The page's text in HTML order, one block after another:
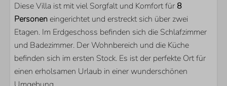
Parkplatz direkt am Haus
Loungeset
Abstellraum für Fahrräder
Komplett eingezäunter Garten
Eigener Bootssteg
Bootsrampe
Diese Villa ist mit viel Sorgfalt und Komfort für 8
Personen eingerichtet und erstreckt sich über zwei
Etagen. Im Erdgeschoss befinden sich die Schlafzimmer
und Badezimmer. Der Wohnbereich und die Küche
befinden sich im ersten Stock. Es ist der perfekte Ort für
einen erholsamen Urlaub in einer wunderschönen